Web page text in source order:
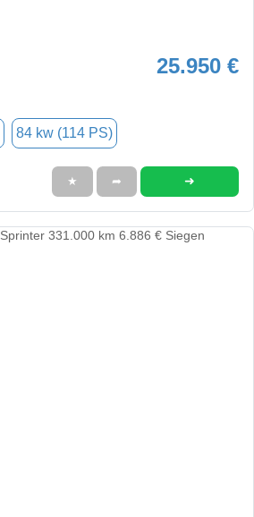
25.950 €
84 kw (114 PS)
★ ➦ ➜